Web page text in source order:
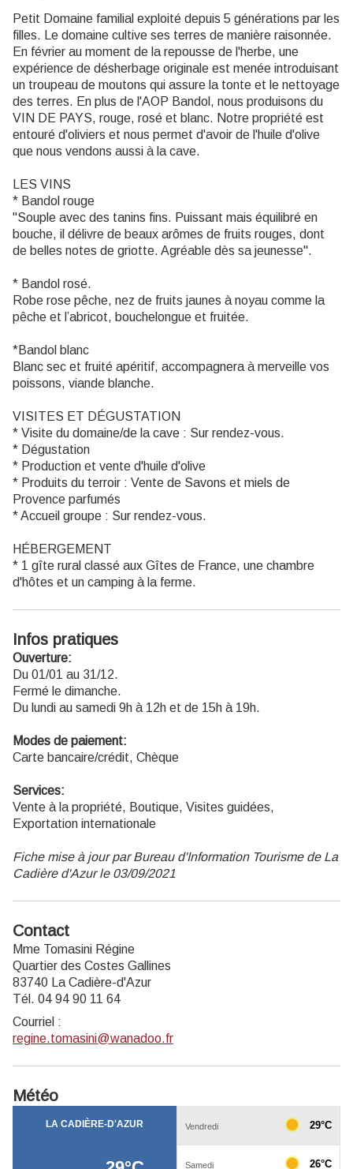
Petit Domaine familial exploité depuis 5 générations par les
filles. Le domaine cultive ses terres de manière raisonnée.
En février au moment de la repousse de l'herbe, une
expérience de désherbage originale est menée introduisant
un troupeau de moutons qui assure la tonte et le nettoyage
des terres. En plus de l'AOP Bandol, nous produisons du
VIN DE PAYS, rouge, rosé et blanc. Notre propriété est
entouré d'oliviers et nous permet d'avoir de l'huile d'olive
que nous vendons aussi à la cave.
LES VINS
* Bandol rouge
"Souple avec des tanins fins. Puissant mais équilibré en
bouche, il délivre de beaux arômes de fruits rouges, dont
de belles notes de griotte. Agréable dès sa jeunesse".
* Bandol rosé.
Robe rose pêche, nez de fruits jaunes à noyau comme la
pêche et l’abricot, bouchelongue et fruitée.
*Bandol blanc
Blanc sec et fruité apéritif, accompagnera à merveille vos
poissons, viande blanche.
VISITES ET DÉGUSTATION
* Visite du domaine/de la cave : Sur rendez-vous.
* Dégustation
* Production et vente d'huile d'olive
* Produits du terroir : Vente de Savons et miels de
Provence parfumés
* Accueil groupe : Sur rendez-vous.
HÉBERGEMENT
* 1 gîte rural classé aux Gîtes de France, une chambre
d'hôtes et un camping à la ferme.
Infos pratiques
Ouverture:
Du 01/01 au 31/12.
Fermé le dimanche.
Du lundi au samedi 9h à 12h et de 15h à 19h.
Modes de paiement:
Carte bancaire/crédit, Chèque
Services:
Vente à la propriété, Boutique, Visites guidées,
Exportation internationale
Fiche mise à jour par Bureau d'Information Tourisme de La
Cadière d'Azur le 03/09/2021
Contact
Mme Tomasini Régine
Quartier des Costes Gallines
83740 La Cadière-d'Azur
Tél. 04 94 90 11 64
Courriel :
regine.tomasini@wanadoo.fr
Météo